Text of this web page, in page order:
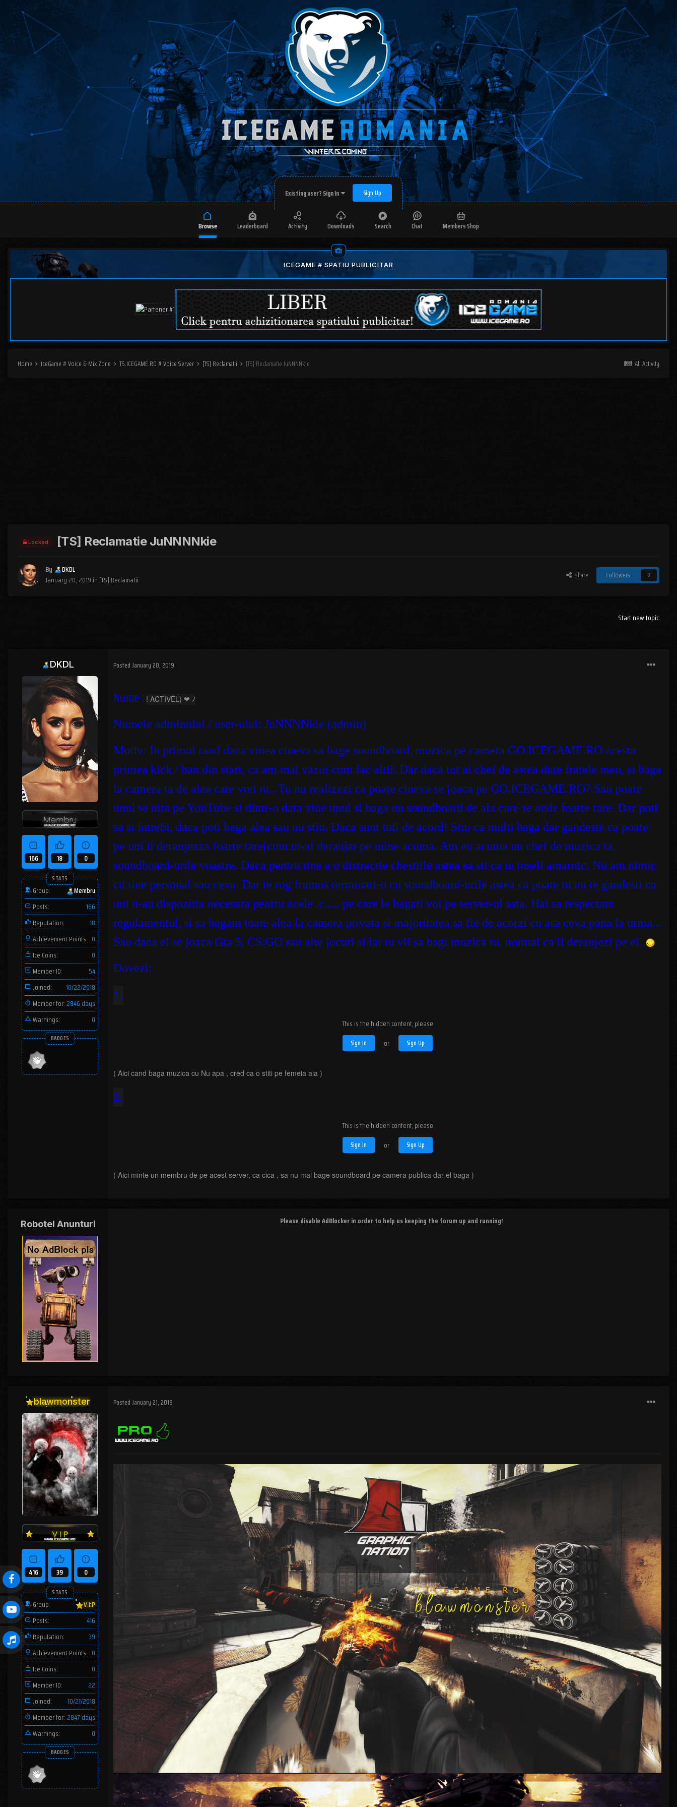
Existing user? Sign In Sign Up
Browse Leaderboard Activity Downloads Search Chat Members Shop
ICEGAME # SPATIU PUBLICITAR
All Activity
Home IceGame # Voice & Mix Zone TS.ICEGAME.RO # Voice Server [TS] Reclamatii [TS] Reclamatie JuNNNNkie
Locked [TS] Reclamatie JuNNNNkie
By
DKDL
January 20, 2019 in [TS] Reclamatii Share Followers 0
Start new topic
DKDL
166 18 0
STATS
Group:
Membru
Posts:
166
Reputation:
18
Achievement Points: 0
Ice Coins:
0
Member ID:
54
Joined:
10/22/2018
Member for: 2846 days
Warnings:
0
BADGES
Posted January 20, 2019
Nume : ! ACTIVEL) ❤ ﾉ
Numele adminului / user-ului: JuNNNNkie (admin)
Motiv: In primul rand daca vinea cineva sa bage soundboard, muzica pe camera GO.ICEGAME.RO acesta
primea kick / ban din start, ca am mai vazut cum fac altii. Dar daca tot ai chef de astea dute fratele meu, si baga
la camera ta de alea cate vrei tu...Tu nu realizezi ca poate cineva se joaca pe GO.ICEGAME.RO? Sau poate
unul se uita pe YouTube si dintr-o data vine unul si baga un soundboard de ala care se aude foarte tare. Dar poti
sa si intrebi, daca poti baga alea sau nu stiu. Daca sunt toti de acord! Stiu ca multi baga dar gandeste ca poate
pe uni ii deranjeaza foarte tare(cum m-ai deranjat pe mine acuma. Am eu acuma un chef de muzica ta,
soundboard-urile voastre. Daca pentru tine e o distractie chestiile astea sa sti ca te inseli amarnic. Nu am nimic
cu tine personal sau ceva. Dar te rog frumos terminati-o cu soundboard-urile astea ca poate tu nu te gandesti ca
uni n-au dispozitia necesara pentru acele .c..... pe care le bagati voi pe server-ul asta. Hai sa respectam
regulamentul, si sa bagam toate alea la camera privata si majoritatea sa fie de acorzi cu asa ceva pana la urma...
Sau daca ei se joaca Gta 5, CS:GO sau alte jocuri si iar tu vii sa bagi muzica tu, normal ca ii deranjezi pe ei.
Dovezi:
1.
This is the hidden content, please
Sign In or Sign Up
( Aici cand baga muzica cu Nu apa , cred ca o stiti pe femeia aia )
2.
This is the hidden content, please
Sign In or Sign Up
( Aici minte un membru de pe acest server, ca cica , sa nu mai bage soundboard pe camera publica dar el baga )
Robotel Anunturi Please disable AdBlocker in order to help us keeping the forum up and running!
blawmonster
416 39 0
STATS
Group:
V.I.P
Posts:
416
Reputation:
39
Achievement Points: 0
Ice Coins:
0
Member ID:
22
Joined:
10/21/2018
Member for: 2847 days
Warnings:
0
BADGES
Posted January 21, 2019